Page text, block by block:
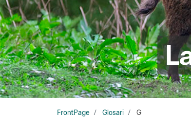
FrontPage Glosari G